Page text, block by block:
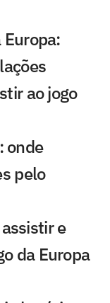
ao jogo
onde
pelo
e
da Europa